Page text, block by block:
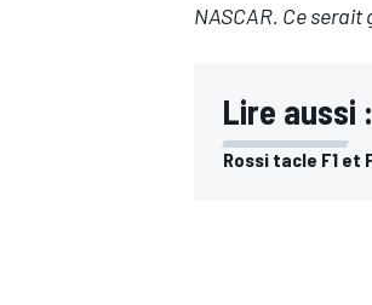
NASCAR. Ce
Lire aussi :
Rossi tacle F1 et